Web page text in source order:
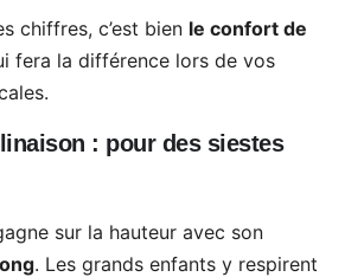
chiffres, c’est bien le confort de
fera la différence lors de vos
: pour des siestes
sur la hauteur avec son
. Les grands enfants y respirent